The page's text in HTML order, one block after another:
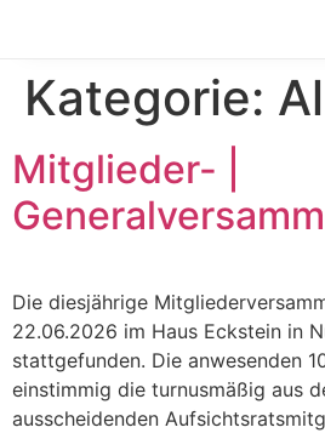
Kategorie:
Mitglieder- |
Die diesjährige
22.06.2026 im Haus Eckstein in
stattgefunden. Die anwesenden
einstimmig die turnusmäßig aus
ausscheidenden